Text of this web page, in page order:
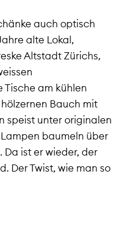
auch optisch
alte Lokal,
Altstadt Zürichs,
am kühlen
Bauch mit
speist unter originalen
baumeln über
ist er wieder, der
Der Twist, wie man so